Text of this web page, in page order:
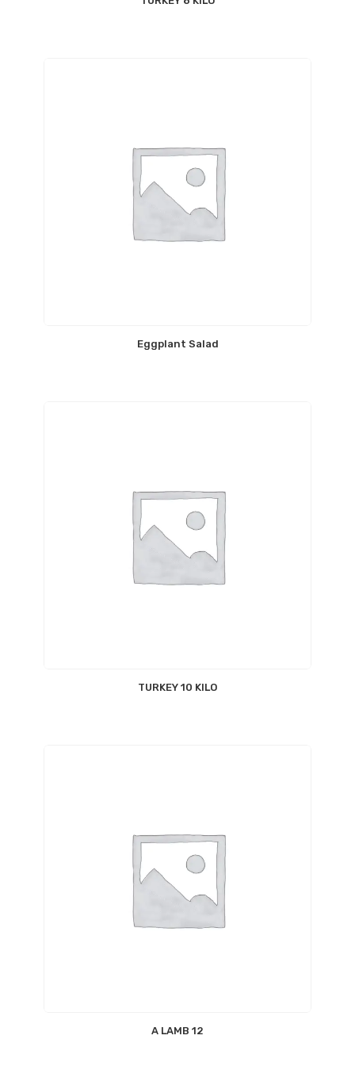
Eggplant Salad
TURKEY 10 KILO
12 A LAMB